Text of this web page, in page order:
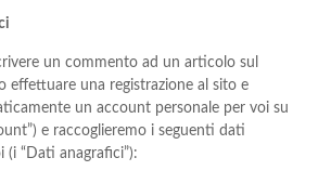
un commento ad un articolo sul
effettuare una registrazione al sito e
un account personale per voi su
e raccoglieremo i seguenti dati
(i “Dati anagrafici”):